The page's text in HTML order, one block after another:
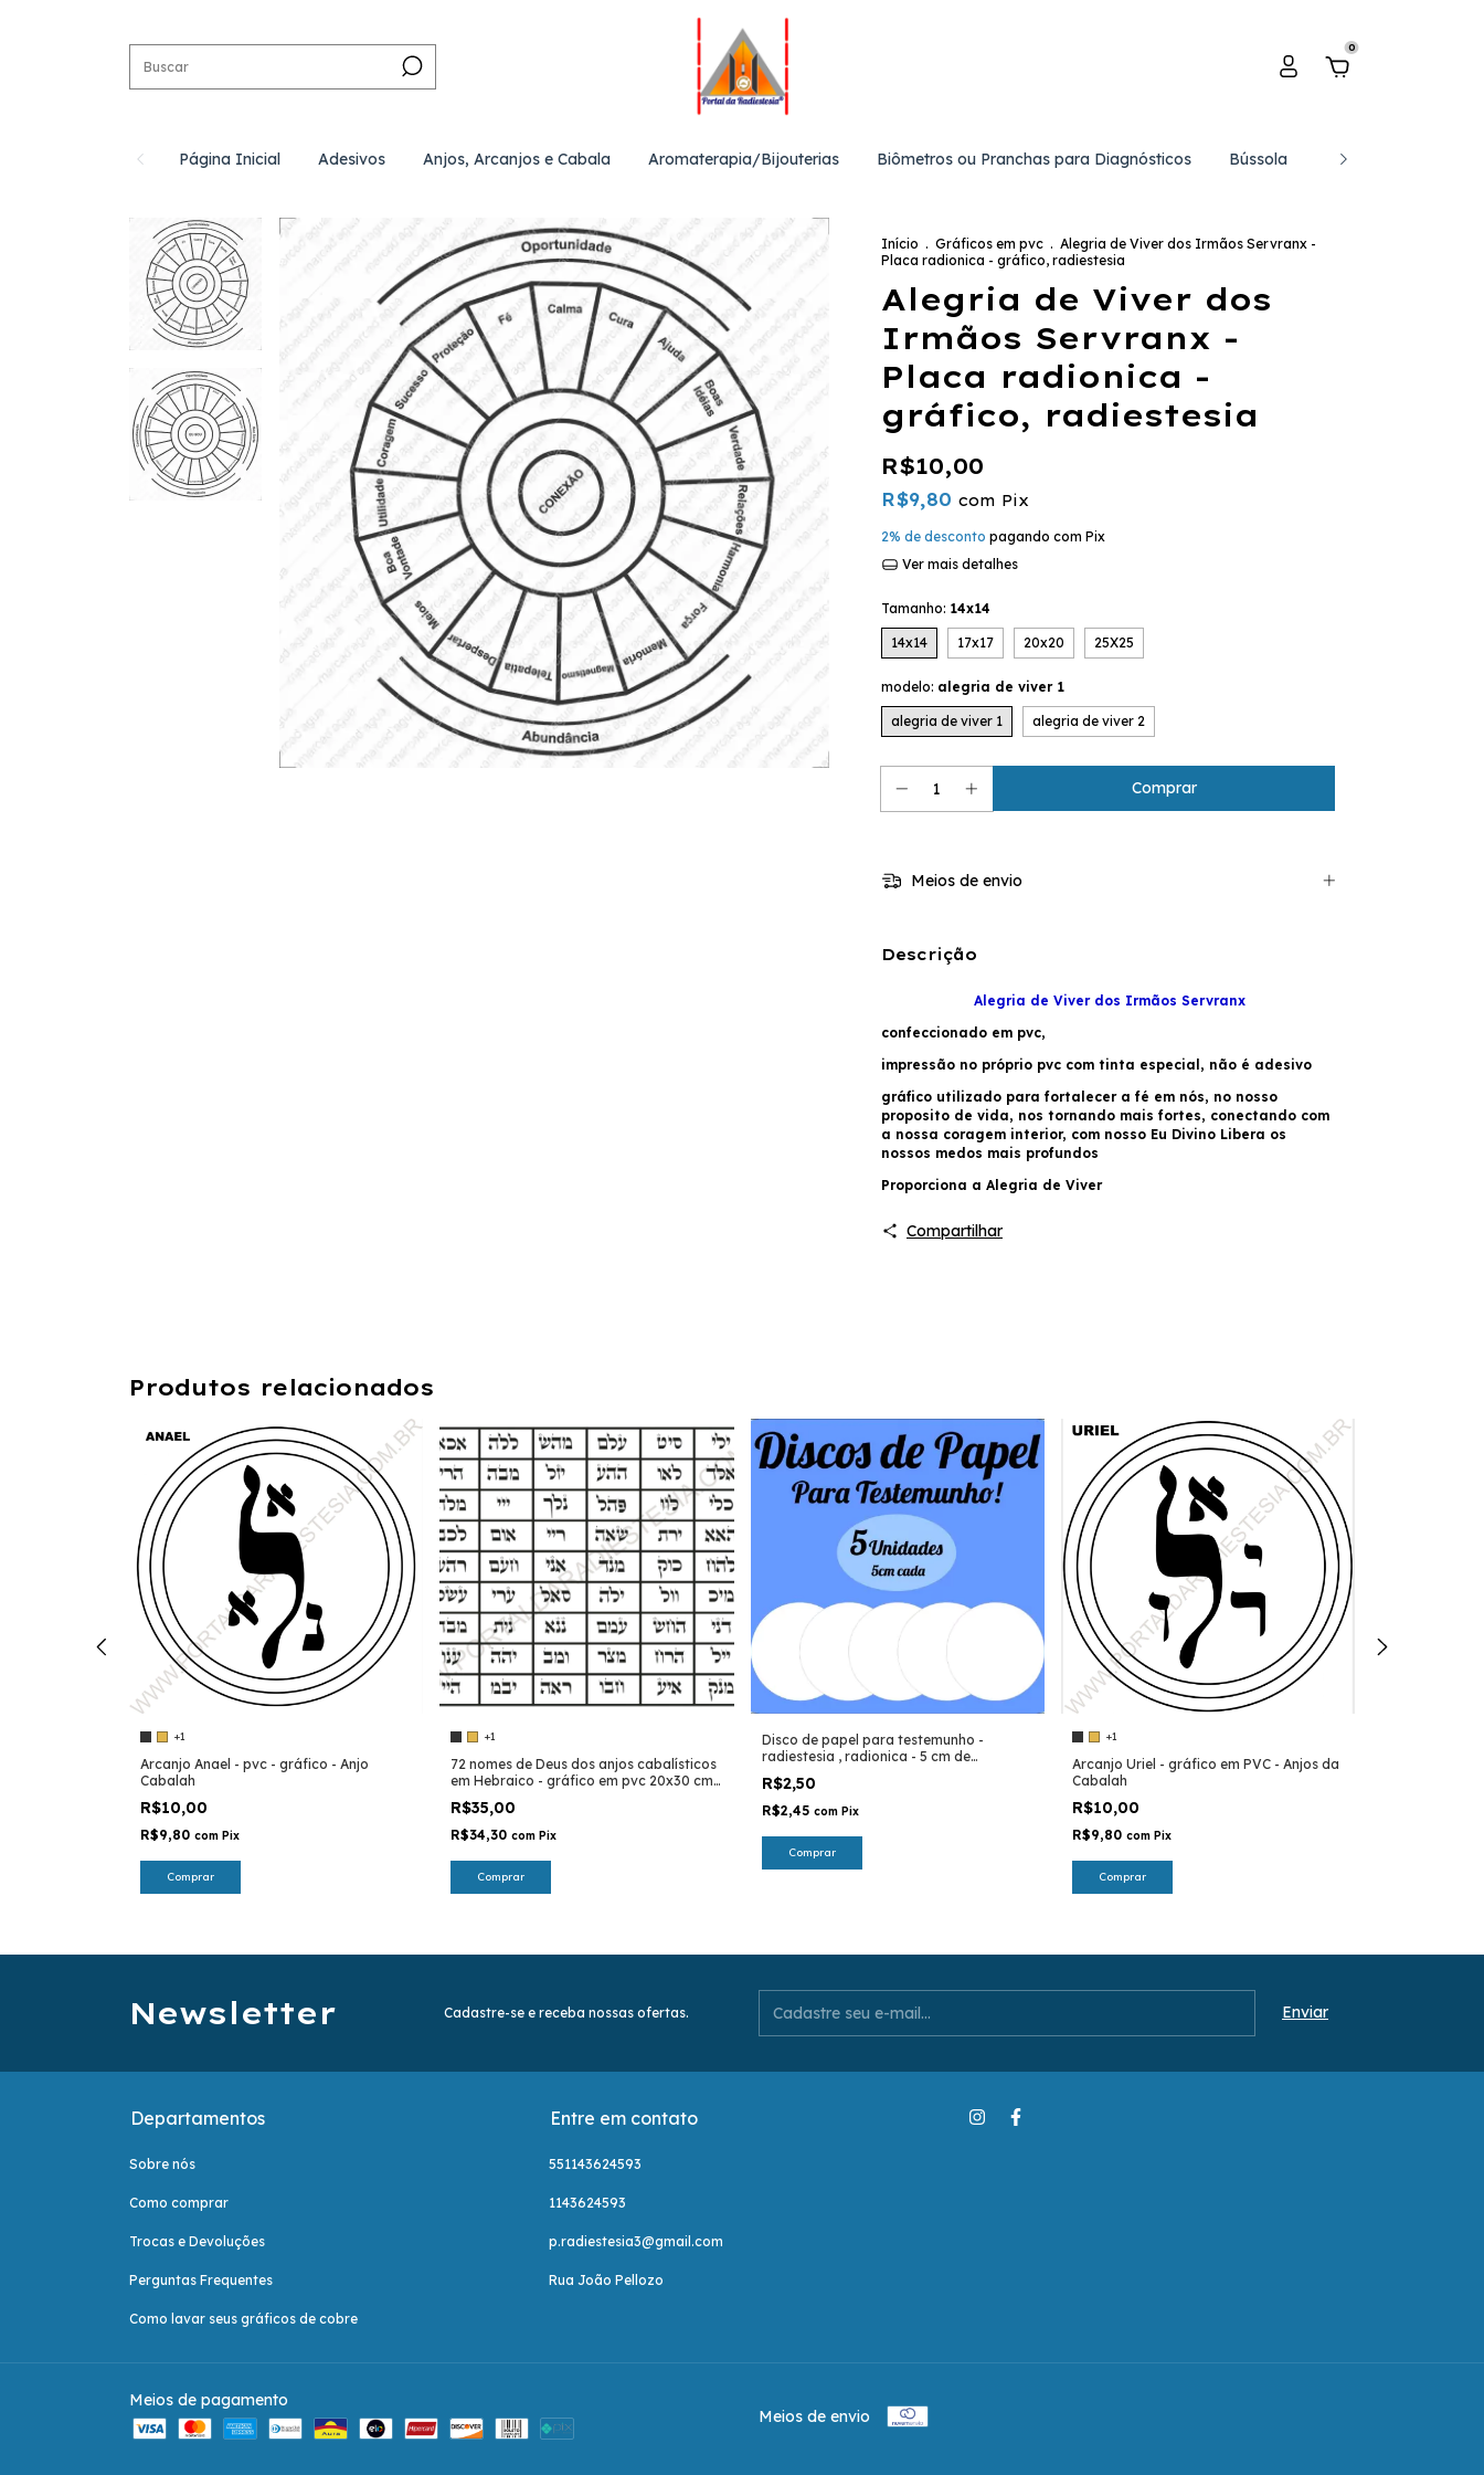
0
Página Inicial Adesivos Anjos, Arcanjos e Cabala Aromaterapia/Bijouterias Biômetros ou Pranchas para Diagnósticos Bússola Catálogo de Gráficos
Início . Gráficos em pvc . Alegria de Viver dos Irmãos Servranx -
Placa radionica - gráfico, radiestesia
Alegria de Viver dos
Irmãos Servranx -
Placa radionica -
gráfico, radiestesia
R$10,00
R$9,80 com Pix
2% de desconto pagando com Pix
Ver mais detalhes
Tamanho: 14x14
14x14 17x17 20x20 25X25
modelo: alegria de viver 1
alegria de viver 1 alegria de viver 2
Meios de envio
Descrição
Alegria de Viver dos Irmãos Servranx
confeccionado em pvc,
impressão no próprio pvc com tinta especial, não é adesivo
gráfico utilizado para fortalecer a fé em nós, no nosso
proposito de vida, nos tornando mais fortes, conectando com
a nossa coragem interior, com nosso Eu Divino Libera os
nossos medos mais profundos
Proporciona a Alegria de Viver
Compartilhar
Produtos relacionados
+1
Arcanjo Anael - pvc - gráfico - Anjo
Cabalah
R$10,00
R$9,80 com Pix
Comprar
+1
72 nomes de Deus dos anjos cabalísticos
em Hebraico - gráfico em pvc 20x30 cm -
R$35,00
R$34,30com Pix
Comprar
Disco de papel para testemunho -
radiestesia , radionica - 5 cm de
R$2,50
R$2,45 com Pix
Comprar
+1
Arcanjo Uriel - gráfico em PVC - Anjos da
Cabalah
R$10,00
R$9,80 com Pix
Comprar
Newsletter Cadastre-se e receba nossas ofertas.
Departamentos
Sobre nós
Como comprar
Trocas e Devoluções
Perguntas Frequentes
Como lavar seus gráficos de cobre
Entre em contato
551143624593
1143624593
p.radiestesia3@gmail.com
Rua João Pellozo
Meios de pagamento
Meios de envio